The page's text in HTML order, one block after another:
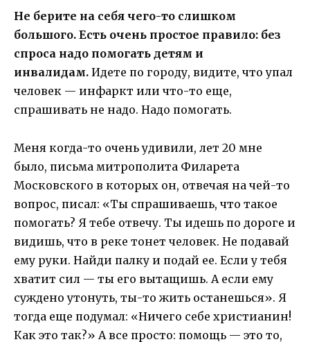
Не берите на себя чего-то слишком
большого. Есть очень простое правило: без
спроса надо помогать детям и
инвалидам. Идете по городу, видите, что упал
человек — инфаркт или что-то еще,
спрашивать не надо. Надо помогать.
Меня когда-то очень удивили, лет 20 мне
было, письма митрополита Филарета
Московского в которых он, отвечая на чей-то
вопрос, писал: «Ты спрашиваешь, что такое
помогать? Я тебе отвечу. Ты идешь по дороге и
видишь, что в реке тонет человек. Не подавай
ему руки. Найди палку и подай ее. Если у тебя
хватит сил — ты его вытащишь. А если ему
суждено утонуть, ты-то жить останешься». Я
тогда еще подумал: «Ничего себе христианин!
Как это так?» А все просто: помощь — это то,